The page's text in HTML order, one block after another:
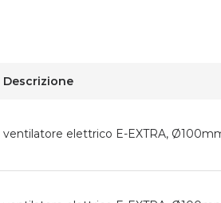
Descrizione
ventilatore elettrico E-EXTRA,